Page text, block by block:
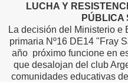
LUCHA Y
PÚBLICA
La decisión del Ministerio e
primaria Nº16 DE14 "Fray
año próximo funcione en
que desalojan del club
comunidades educativas